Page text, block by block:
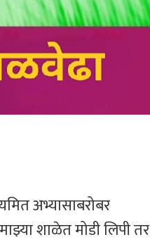
अभ्यासाबरोबर
शाळेत मोडी लिपी तर